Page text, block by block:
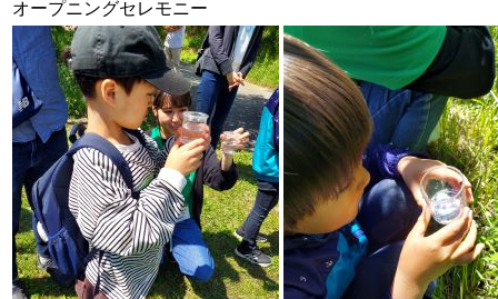
オープニングセレモニー